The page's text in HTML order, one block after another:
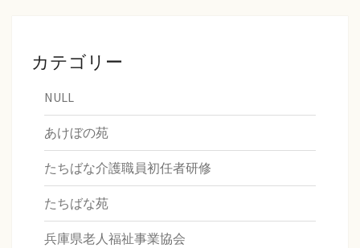
カテゴリー
NULL
あけぼの苑
たちばな介護職員初任者研修
たちばな苑
兵庫県老人福祉事業協会